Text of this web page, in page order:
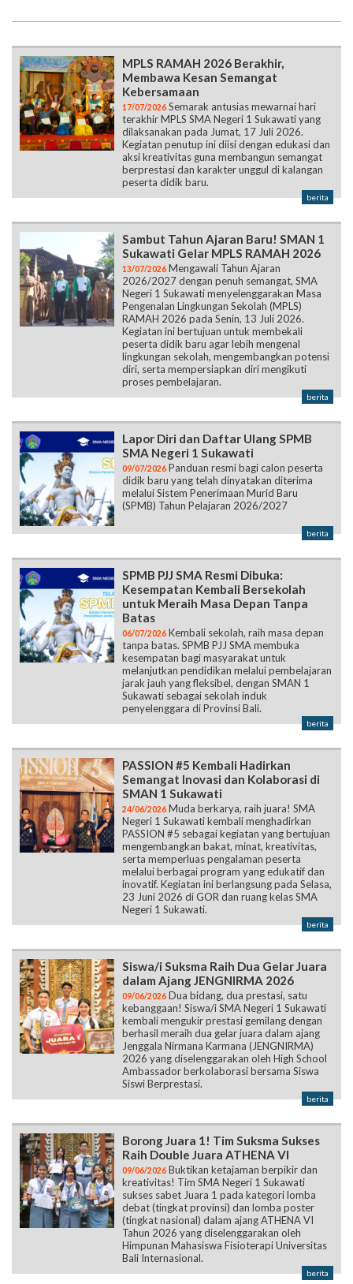
MPLS RAMAH 2026 Berakhir,
Membawa Kesan Semangat
Kebersamaan
17/07/2026 Semarak antusias mewarnai hari
terakhir MPLS SMA Negeri 1 Sukawati yang
dilaksanakan pada Jumat, 17 Juli 2026.
Kegiatan penutup ini diisi dengan edukasi dan
aksi kreativitas guna membangun semangat
berprestasi dan karakter unggul di kalangan
peserta didik baru.
berita
Sambut Tahun Ajaran Baru! SMAN 1
Sukawati Gelar MPLS RAMAH 2026
13/07/2026 Mengawali Tahun Ajaran
2026/2027 dengan penuh semangat, SMA
Negeri 1 Sukawati menyelenggarakan Masa
Pengenalan Lingkungan Sekolah (MPLS)
RAMAH 2026 pada Senin, 13 Juli 2026.
Kegiatan ini bertujuan untuk membekali
peserta didik baru agar lebih mengenal
lingkungan sekolah, mengembangkan potensi
diri, serta mempersiapkan diri mengikuti
proses pembelajaran.
berita
Lapor Diri dan Daftar Ulang SPMB
SMA Negeri 1 Sukawati
09/07/2026 Panduan resmi bagi calon peserta
didik baru yang telah dinyatakan diterima
melalui Sistem Penerimaan Murid Baru
(SPMB) Tahun Pelajaran 2026/2027
berita
SPMB PJJ SMA Resmi Dibuka:
Kesempatan Kembali Bersekolah
untuk Meraih Masa Depan Tanpa
Batas
06/07/2026 Kembali sekolah, raih masa depan
tanpa batas. SPMB PJJ SMA membuka
kesempatan bagi masyarakat untuk
melanjutkan pendidikan melalui pembelajaran
jarak jauh yang fleksibel, dengan SMAN 1
Sukawati sebagai sekolah induk
penyelenggara di Provinsi Bali.
berita
PASSION #5 Kembali Hadirkan
Semangat Inovasi dan Kolaborasi di
SMAN 1 Sukawati
24/06/2026 Muda berkarya, raih juara! SMA
Negeri 1 Sukawati kembali menghadirkan
PASSION #5 sebagai kegiatan yang bertujuan
mengembangkan bakat, minat, kreativitas,
serta memperluas pengalaman peserta
melalui berbagai program yang edukatif dan
inovatif. Kegiatan ini berlangsung pada Selasa,
23 Juni 2026 di GOR dan ruang kelas SMA
Negeri 1 Sukawati.
berita
Siswa/i Suksma Raih Dua Gelar Juara
dalam Ajang JENGNIRMA 2026
09/06/2026 Dua bidang, dua prestasi, satu
kebanggaan! Siswa/i SMA Negeri 1 Sukawati
kembali mengukir prestasi gemilang dengan
berhasil meraih dua gelar juara dalam ajang
Jenggala Nirmana Karmana (JENGNIRMA)
2026 yang diselenggarakan oleh High School
Ambassador berkolaborasi bersama Siswa
Siswi Berprestasi.
berita
Borong Juara 1! Tim Suksma Sukses
Raih Double Juara ATHENA VI
09/06/2026 Buktikan ketajaman berpikir dan
kreativitas! Tim SMA Negeri 1 Sukawati
sukses sabet Juara 1 pada kategori lomba
debat (tingkat provinsi) dan lomba poster
(tingkat nasional) dalam ajang ATHENA VI
Tahun 2026 yang diselenggarakan oleh
Himpunan Mahasiswa Fisioterapi Universitas
Bali Internasional.
berita